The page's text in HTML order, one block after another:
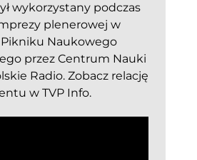
wykorzystany podczas
plenerowej w
Naukowego
przez Centrum Nauki
Radio. Zobacz relację
w TVP Info.